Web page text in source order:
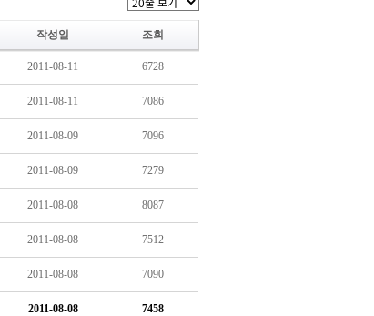
작성일 조회
2011-08-11 6728
2011-08-11 7086
2011-08-09 7096
2011-08-09 7279
2011-08-08 8087
2011-08-08 7512
2011-08-08 7090
2011-08-08 7458